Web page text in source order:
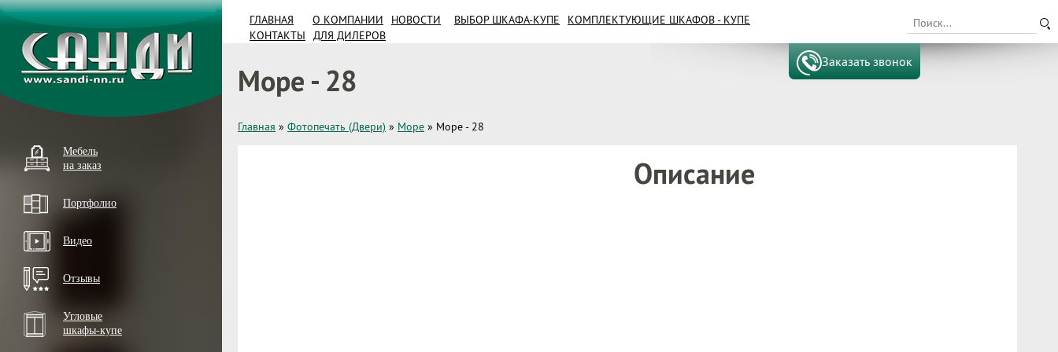
Мебель
на заказ
Портфолио
Видео
Отзывы
Угловые
шкафы-купе
ГЛАВНАЯ О КОМПАНИИ НОВОСТИ ВЫБОР ШКАФА-КУПЕ
КОМПЛЕКТУЮЩИЕ ШКАФОВ - КУПЕ
КОНТАКТЫ
ДЛЯ ДИЛЕРОВ
Заказать звонок
Море - 28
Главная » Фотопечать (Двери) » Море » Море - 28
Описание